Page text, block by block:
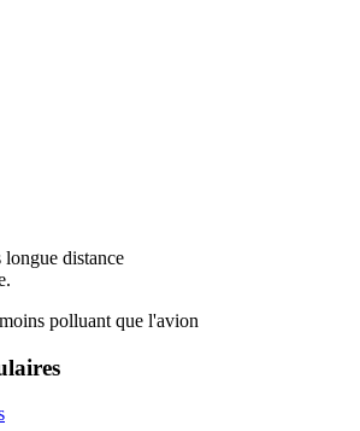
longue distance
moins polluant que l'avion